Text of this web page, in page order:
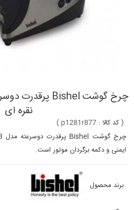
نقره ای
(کد کالا : p1281r877
)
ایمنی و دکمه برگردان موتور است.
برند محصول